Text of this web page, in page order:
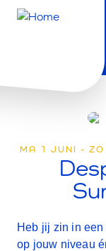
MA 1 JUNI - ZO
Heb jij zin in
op jouw niveau